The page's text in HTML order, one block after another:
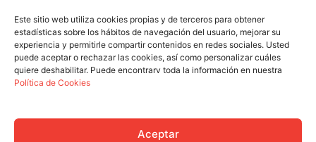
Este sitio web utiliza cookies propias y de terceros para obtener
estadísticas sobre los hábitos de navegación del usuario, mejorar su
experiencia y permitirle compartir contenidos en redes sociales. Usted
puede aceptar o rechazar las cookies, así como personalizar cuáles
quiere deshabilitar. Puede encontrarv toda la información en nuestra
Política de Cookies
Aceptar